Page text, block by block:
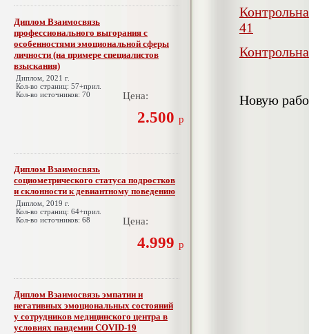
Диплом Взаимосвязь
профессионального выгорания с
особенностями эмоциональной сферы
личности (на примере специалистов
взыскания)
Диплом, 2021 г.
Кол-во страниц: 57+прил.
Кол-во источников: 70
Цена:
2.500 р
Диплом Взаимосвязь
социометрического статуса подростков
и склонности к девиантному поведению
Диплом, 2019 г.
Кол-во страниц: 64+прил.
Кол-во источников: 68
Цена:
4.999 р
Диплом Взаимосвязь эмпатии и
негативных эмоциональных состояний
у сотрудников медицинского центра в
условиях пандемии COVID-19
41
Новую